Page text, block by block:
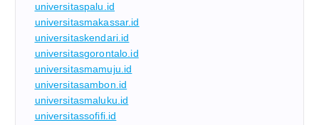
universitaspalu.id
universitasmakassar.id
universitaskendari.id
universitasgorontalo.id
universitasmamuju.id
universitasambon.id
universitasmaluku.id
universitassofifi.id